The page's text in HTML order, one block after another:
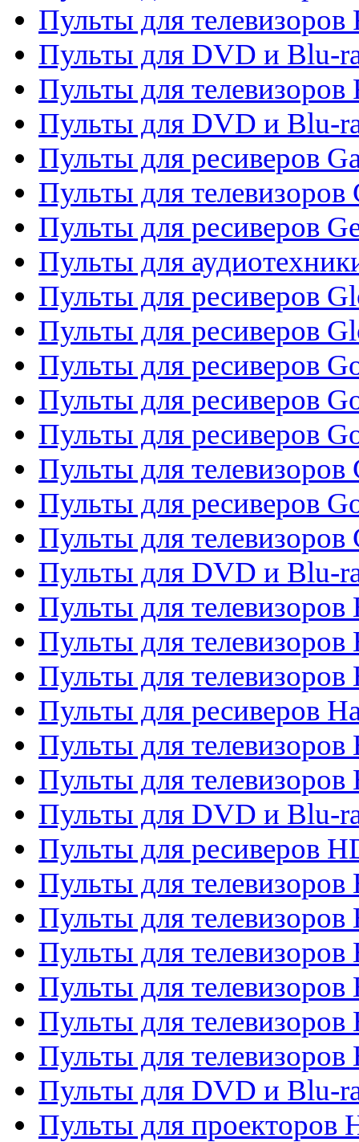
Пульты для телевизоров
Пульты для DVD и Blu-
Пульты для телевизоров
Пульты для DVD и Blu-
Пульты для ресиверов
Пульты для телевизоров
Пульты для ресиверов
Пульты для
Пульты для ресиверов
Пульты для ресиверов
Пульты для ресиверов
Пульты для ресиверов
Пульты для ресиверов
Пульты для телевизоров
Пульты для ресиверов
Пульты для телевизоров
Пульты для DVD и Blu-
Пульты для телевизоров
Пульты для телевизоров
Пульты для
Пульты для ресиверов
Пульты для телевизоров
Пульты для телевизоров
Пульты для DVD и Blu-
Пульты для ресиверов
Пульты для
Пульты для телевизоров
Пульты для телевизоров
Пульты для телевизоров
Пульты для телевизоров
Пульты для телевизоров
Пульты для DVD и Blu-
Пульты для проекторов